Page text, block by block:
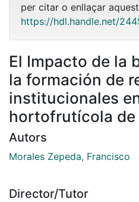
per citar o enllaçar
https://hdl.handle.net/
El Impacto de la
la formación de
institucionales
hortofrutícola de
Autors
Morales Zepeda, Francisco
Director/Tutor